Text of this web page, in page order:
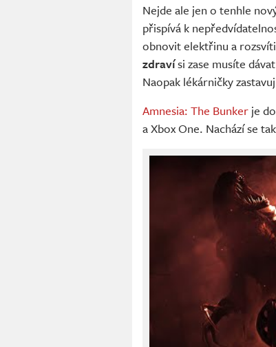
Nejde ale jen o tenhle
přispívá k
obnovit elektřinu a
zdravísi zase musíte
Naopak lékárničky
Amnesia: The Bunker je
a Xbox One. Nachází se